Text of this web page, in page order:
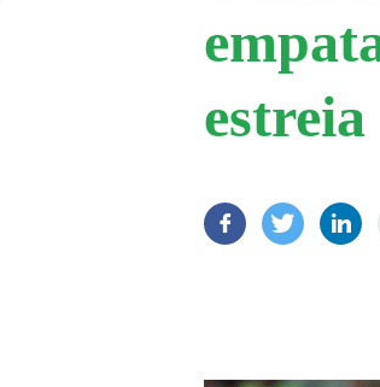
estreia